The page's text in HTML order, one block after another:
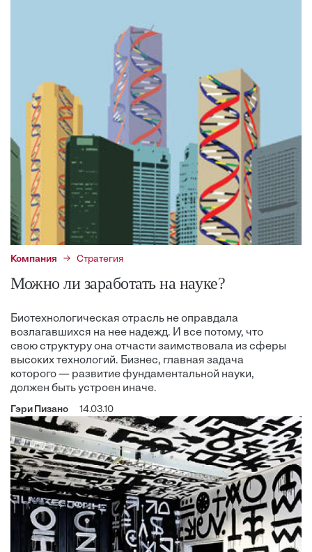
Компания Стратегия
Можно ли заработать на науке?
Биотехнологическая отрасль не оправдала
возлагавшихся на нее надежд. И все потому, что
свою структуру она отчасти заимствовала из сферы
высоких технологий. Бизнес, главная задача
которого — развитие фундаментальной науки,
должен быть устроен иначе.
Гэри Пизано 14.03.10